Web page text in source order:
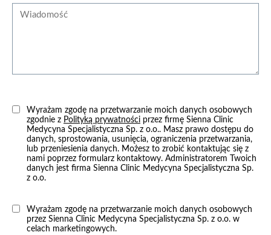
Przeszczep brwi/wąsów/brody
zobacz więcej
Wyrażam zgodę na przetwarzanie moich danych osobowych
zgodnie z Polityką prywatności przez firmę Sienna Clinic
Medycyna Specjalistyczna Sp. z o.o.. Masz prawo dostępu do
danych, sprostowania, usunięcia, ograniczenia przetwarzania,
lub przeniesienia danych. Możesz to zrobić kontaktując się z
nami poprzez formularz kontaktowy. Administratorem Twoich
danych jest firma Sienna Clinic Medycyna Specjalistyczna Sp.
z o.o.
Wyrażam zgodę na przetwarzanie moich danych osobowych
przez Sienna Clinic Medycyna Specjalistyczna Sp. z o.o. w
celach marketingowych.